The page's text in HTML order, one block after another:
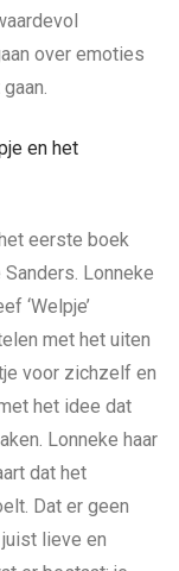
over emoties
en het
eerste boek
Lonneke
‘Welpje’
met het uiten
voor zichzelf en
het idee dat
Lonneke haar
dat het
Dat er geen
lieve en